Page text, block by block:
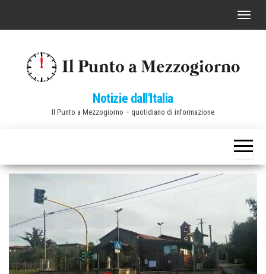
C
a
v
g
a
z
i
o
Notizie dall'Italia
Il Punto a Mezzogiorno – quotidiano di informazione